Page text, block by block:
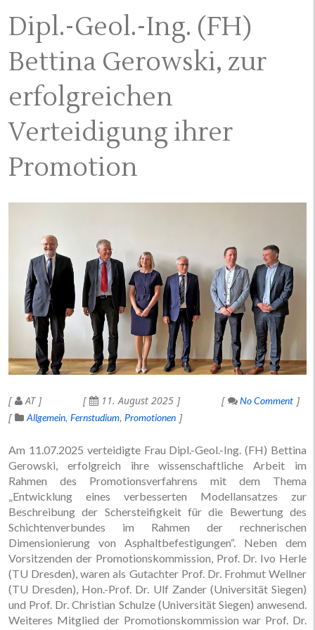
Dipl.-Geol.-Ing. (FH)
Bettina Gerowski, zur
erfolgreichen
Verteidigung ihrer
Promotion
AT 11. August 2025
No Comment
Allgemein Fernstudium Promotionen
Am 11.07.2025 verteidigte Frau Dipl.-Geol.-Ing. (FH) Bettina
Gerowski, erfolgreich ihre wissenschaftliche Arbeit im
Rahmen des Promotionsverfahrens mit dem Thema
„Entwicklung eines verbesserten Modellansatzes zur
Beschreibung der Schersteifigkeit für die Bewertung des
Schichtenverbundes im Rahmen der rechnerischen
Dimensionierung von Asphaltbefestigungen“. Neben dem
Vorsitzenden der Promotionskommission, Prof. Dr. Ivo Herle
(TU Dresden), waren als Gutachter Prof. Dr. Frohmut Wellner
(TU Dresden), Hon.-Prof. Dr. Ulf Zander (Universität Siegen)
und Prof. Dr. Christian Schulze (Universität Siegen) anwesend.
Weiteres Mitglied der Promotionskommission war Prof. Dr.